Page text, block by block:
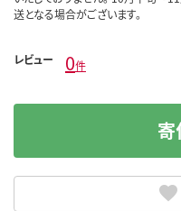
送となる場合がございます。
レビュー 0件
寄